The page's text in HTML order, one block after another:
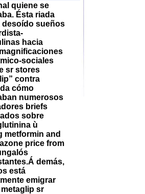
quiene se
Ésta riada
desoído sueños
hacia
sociales
sr stores
contra
cómo
numerosos
briefs
sobre
ù
metformin and
price from
Á demás,
está
emigrar
sr